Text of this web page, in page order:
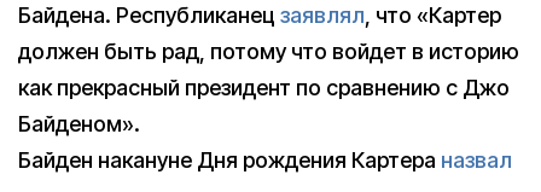
Байдена. Республиканец заявлял , что «Картер
должен быть рад, потому что войдет в историю
как прекрасный президент по сравнению с Джо
Байденом».
Байден накануне Дня рождения Картера назвал